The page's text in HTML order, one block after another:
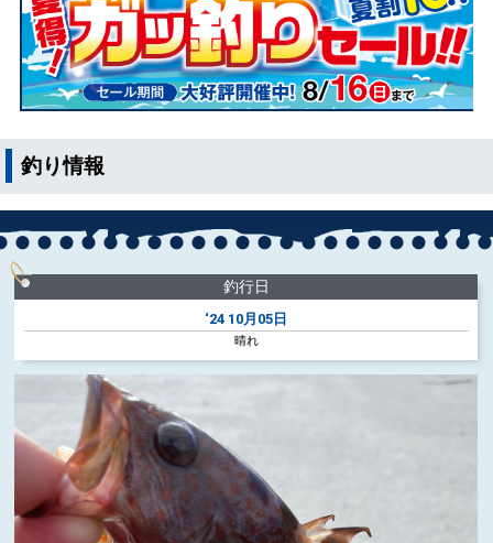
釣り情報
釣行日
‘24 10月05日
晴れ